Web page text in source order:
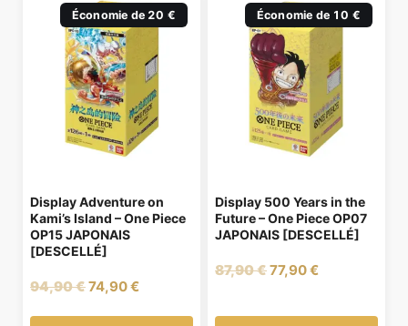
Économie de 20 €
Display Adventure on
Kami’s Island – One Piece
OP15 JAPONAIS
[DESCELLÉ]
94,90€Le
74,90€Le
Économie de 10 €
Display 500 Years in the
Future – One Piece OP07
JAPONAIS [DESCELLÉ]
87,90€Le
initial
77,90€Le
actuel